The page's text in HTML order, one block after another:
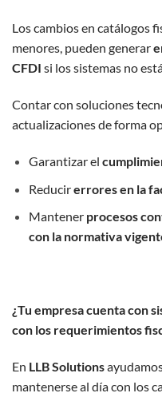
Los cambios en catálogos
menores, pueden generar
CFDI si los sistemas no
Contar con soluciones
actualizaciones de forma
Garantizar el
Reducirerrores en la
Mantener procesos
con la normativa
¿Tu empresa cuenta con
con los requerimientos
En LLB Solutions
mantenerse al día con los